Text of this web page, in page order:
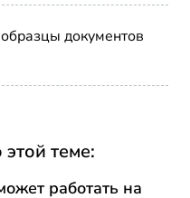
документов
теме:
работать на